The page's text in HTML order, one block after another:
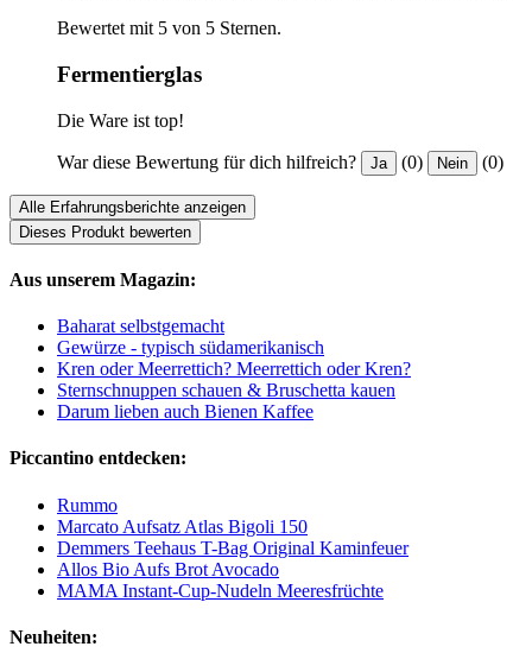
Bewertet mit 5 von 5 Sternen.
Fermentierglas
Die Ware ist top!
War diese Bewertung für dich hilfreich? Ja (0) Nein (0)
Alle Erfahrungsberichte anzeigen
Dieses Produkt bewerten
Aus unserem Magazin:
Baharat selbstgemacht
Gewürze - typisch südamerikanisch
Kren oder Meerrettich? Meerrettich oder Kren?
Sternschnuppen schauen & Bruschetta kauen
Darum lieben auch Bienen Kaffee
Piccantino entdecken:
Rummo
Marcato Aufsatz Atlas Bigoli 150
Demmers Teehaus T-Bag Original Kaminfeuer
Allos Bio Aufs Brot Avocado
MAMA Instant-Cup-Nudeln Meeresfrüchte
Neuheiten: